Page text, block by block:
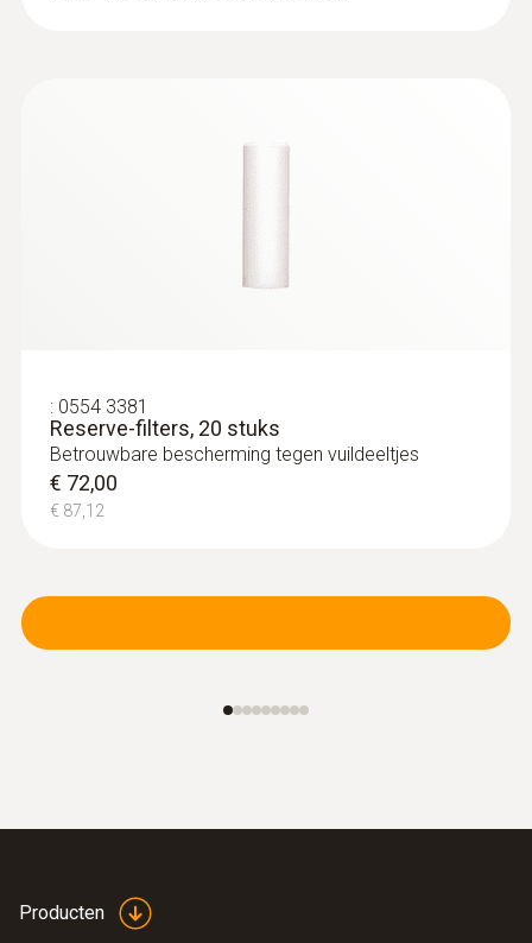
: 0554 3381
Reserve-filters, 20 stuks
Betrouwbare bescherming tegen vuildeeltjes
€ 72,00
€ 87,12
Producten